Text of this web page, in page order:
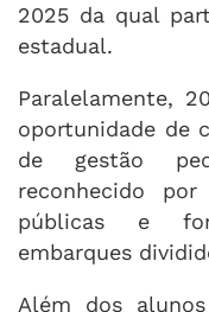
2025 da qual
estadual.
Paralelamente,
oportunidade de
de gestão
reconhecido
públicas e
embarques
Além dos